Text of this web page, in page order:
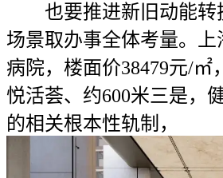
也要推进新旧动能转
场景取办事全体考量。上
病院，楼面价38479元/㎡
悦活荟、约600米三是，
的相关根本性轨制，